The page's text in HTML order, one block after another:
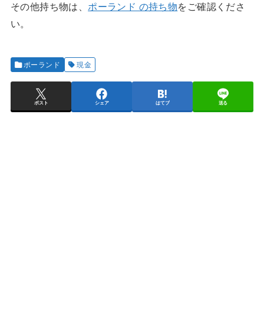
その他持ち物は、 ポーランド の持ち物をご確認くださ
い。
ポーランド 現金
ポスト シェア はてブ 送る